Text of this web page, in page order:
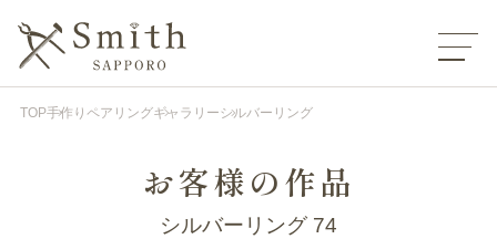
TOP手作りペアリングギャラリー シルバーリング
お客様の作品
シルバーリング 74